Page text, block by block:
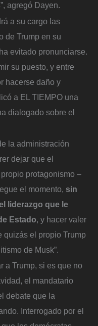
”, agregó Dayen.
a su cargo las
de Trump en su
evitado pronunciarse.
su puesto, y entre
hacerse daño y
a EL TIEMPO una
dialogado sobre el
la administración
dejar que el
protagonismo –
el momento, sin
liderazgo que le
Estado, y hacer valer
quizás el propio Trump
de Musk”.
a Trump, si es que no
el mandatario
debate que la
Interrogado por el